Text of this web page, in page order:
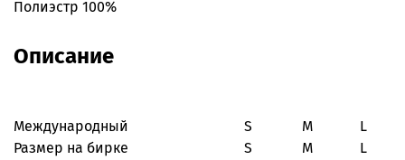
Полиэстр 100%
Описание
Международный S M
L
Размер на бирке
S M
L